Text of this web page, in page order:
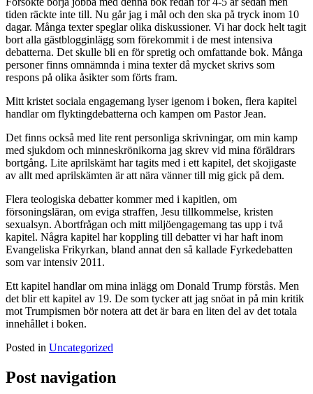
tiden räckte inte till. Nu går jag i mål och den ska på tryck inom 10
dagar. Många texter speglar olika diskussioner. Vi har dock helt tagit
bort alla gästblogginlägg som förekommit i de mest intensiva
debatterna. Det skulle bli en för spretig och omfattande bok. Många
personer finns omnämnda i mina texter då mycket skrivs som
respons på olika åsikter som förts fram.
Mitt kristet sociala engagemang lyser igenom i boken, flera kapitel
handlar om flyktingdebatterna och kampen om Pastor Jean.
Det finns också med lite rent personliga skrivningar, om min kamp
med sjukdom och minneskrönikorna jag skrev vid mina föräldrars
bortgång. Lite aprilskämt har tagits med i ett kapitel, det skojigaste
av allt med aprilskämten är att nära vänner till mig gick på dem.
Flera teologiska debatter kommer med i kapitlen, om
försoningsläran, om eviga straffen, Jesu tillkommelse, kristen
sexualsyn. Abortfrågan och mitt miljöengagemang tas upp i två
kapitel. Några kapitel har koppling till debatter vi har haft inom
Evangeliska Frikyrkan, bland annat den så kallade Fyrkedebatten
som var intensiv 2011.
Ett kapitel handlar om mina inlägg om Donald Trump förstås. Men
det blir ett kapitel av 19. De som tycker att jag snöat in på min kritik
mot Trumpismen bör notera att det är bara en liten del av det totala
innehållet i boken.
Posted in Uncategorized
Post navigation